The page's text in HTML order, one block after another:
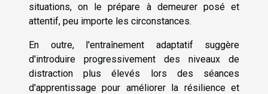
situations, on le prépare à demeurer posé et
attentif, peu importe les circonstances.
En outre, l'entraînement adaptatif suggère
d'introduire progressivement des niveaux de
distraction plus élevés lors des séances
d'apprentissage pour améliorer la résilience et